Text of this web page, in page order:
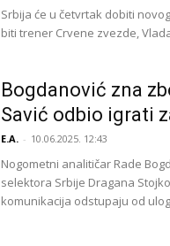
Srbija će u četvrtak dobiti
biti trener Crvene zvezde,
Bogdanović zna
Savić odbio igrati
E.A. - 10.06.2025. 12:43
Nogometni analitičar Rade
selektora Srbije Dragana
komunikacija odstupaju od